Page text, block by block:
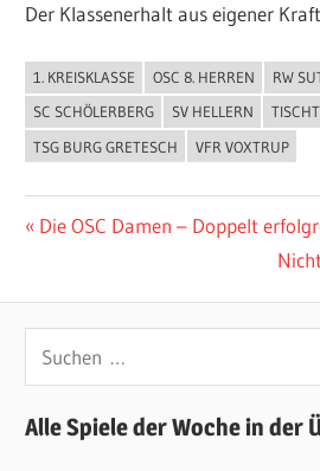
Der Klassenerhalt aus eigener
ALLGEMEIN
1. KREISKLASSE OSC 8. HERREN
RW
SC SCHÖLERBERG
SV HELLERN
TSG BURG GRETESCH
VFR VOXTRUP
Beitragsnavigation
Vorheriger
Die OSC Damen – Doppelt
Suchen
nach:
Alle Spiele der Woche in der